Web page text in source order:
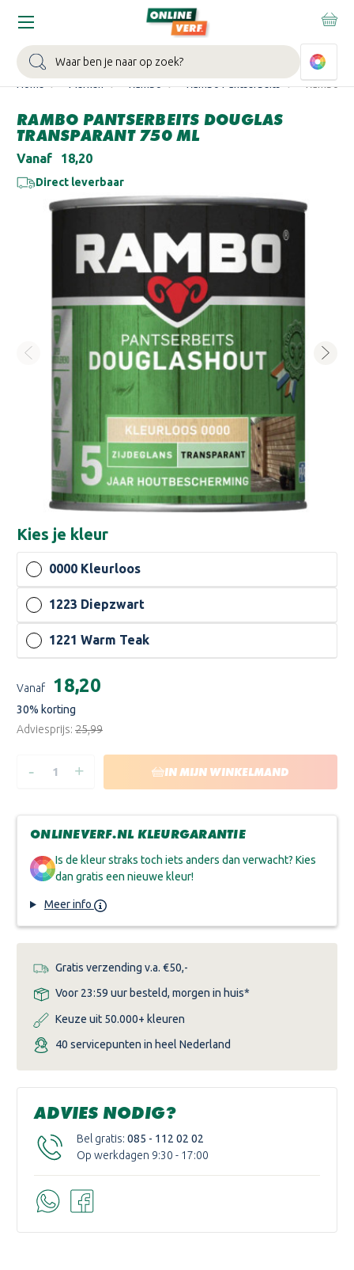
Zoeken
WIN EEN BALLONVAART:Bij besteding vanaf €100,- aan Sikkens
muurverf en/of lak.
Bekijk actie >
Home Merken Rambo Rambo Pantserbeits Rambo
RAMBO PANTSERBEITS DOUGLAS
TRANSPARANT 750 ML
Vanaf €18,20
Direct leverbaar
Kies je kleur
0000 Kleurloos
1223 Diepzwart
1221 Warm Teak
voorraad:
Vanaf €18,20
30% korting
Adviesprijs: €25,99
HOEVEELHEID
PANTSERBEITS
TRANSPARANT
ML
- HOEVEELHEID
PANTSERBEITS
TRANSPARANT
ML
+ IN MIJN WINKELMAND
ONLINEVERF.NL KLEURGARANTIE
Is de kleur straks toch iets anders dan verwacht? Kies
dan gratis een nieuwe kleur!
Meer info
Gratis verzending v.a. €50,-
Voor 23:59 uur besteld, morgen in huis*
Keuze uit 50.000+ kleuren
40 servicepunten in heel Nederland
ADVIES NODIG?
Bel gratis: 085 - 112 02 02
Op werkdagen 9:30 - 17:00